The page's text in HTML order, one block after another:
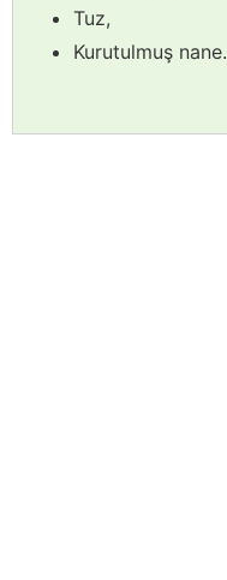
Tuz,
Kurutulmuş nane.